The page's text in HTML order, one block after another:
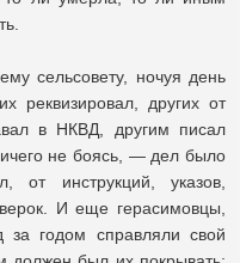
сельсовету, ночуя день
реквизировал, других от
в НКВД, другим писал
не боясь, — дел было
от инструкций, указов,
И еще герасимовцы,
за годом справляли свой